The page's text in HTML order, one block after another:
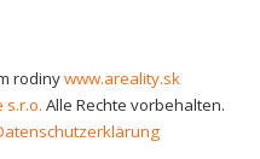
rodinywww.areality.sk
s.r.o. Alle Rechte vorbehalten.